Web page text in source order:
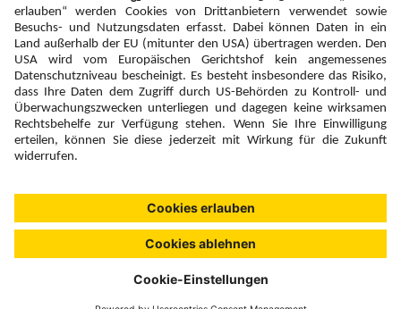
Newsletter:
Anmelden
Fairness und
Unsere Inhalte: Standards und
Meldung
Copyright © 2026 DERTOUR Austria GmbH